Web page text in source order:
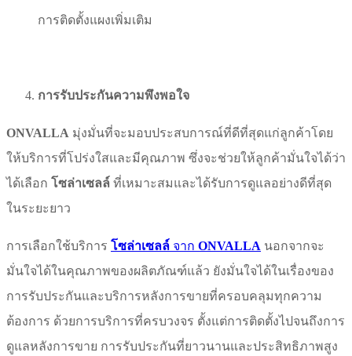
การติดตั้งแผงเพิ่มเติม
การรับประกันความพึงพอใจ
ONVALLA มุ่งมั่นที่จะมอบประสบการณ์ที่ดีที่สุดแก่ลูกค้าโดย
ให้บริการที่โปร่งใสและมีคุณภาพ ซึ่งจะช่วยให้ลูกค้ามั่นใจได้ว่า
ได้เลือก โซล่าเซลล์ ที่เหมาะสมและได้รับการดูแลอย่างดีที่สุด
ในระยะยาว
การเลือกใช้บริการ โซล่าเซลล์ จาก ONVALLA นอกจากจะ
มั่นใจได้ในคุณภาพของผลิตภัณฑ์แล้ว ยังมั่นใจได้ในเรื่องของ
การรับประกันและบริการหลังการขายที่ครอบคลุมทุกความ
ต้องการ ด้วยการบริการที่ครบวงจร ตั้งแต่การติดตั้งไปจนถึงการ
ดูแลหลังการขาย การรับประกันที่ยาวนานและประสิทธิภาพสูง